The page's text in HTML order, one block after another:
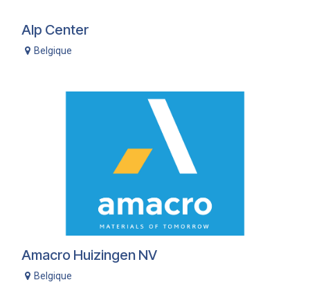
Alp Center
Belgique
Amacro Huizingen NV
Belgique